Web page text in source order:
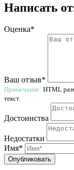
Написать
Оценка*
Ваш отзыв*
Примечание: HTML
текст.
Достоинства
Недостатки
Имя*
Опубликовать